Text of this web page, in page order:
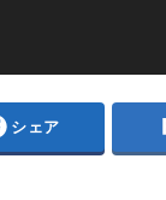
シェア